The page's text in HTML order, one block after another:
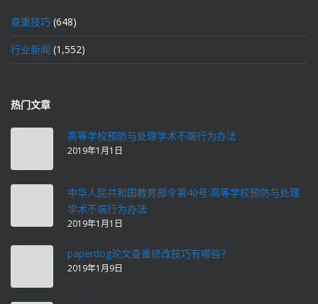
查重技巧 (648)
行业新闻 (1,552)
热门文章
高等学校预防与处理学术不端行为办法
2019年1月1日
中华人民共和国教育部令第40号:高等学校预防与处理
学术不端行为办法
2019年1月1日
paperdog论文查重修改技巧有哪些？
2019年1月9日